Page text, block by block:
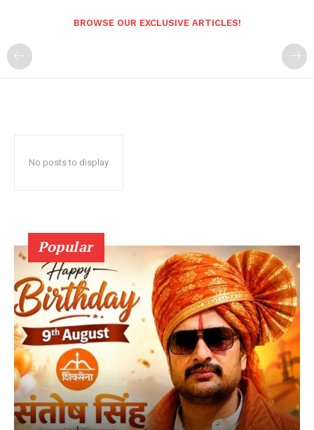
BROWSE OUR EXCLUSIVE ARTICLES!
No posts to display
Popular